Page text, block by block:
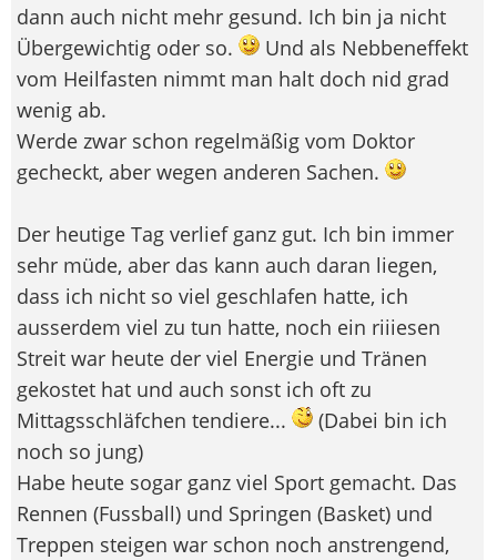
dann auch nicht mehr gesund. Ich bin ja nicht
Übergewichtig oder so.
Und als Nebbeneffekt
vom Heilfasten nimmt man halt doch nid grad
wenig ab.
Werde zwar schon regelmäßig vom Doktor
gecheckt, aber wegen anderen Sachen.
Der heutige Tag verlief ganz gut. Ich bin immer
sehr müde, aber das kann auch daran liegen,
dass ich nicht so viel geschlafen hatte, ich
ausserdem viel zu tun hatte, noch ein riiiesen
Streit war heute der viel Energie und Tränen
gekostet hat und auch sonst ich oft zu
Mittagsschläfchen tendiere...
(Dabei bin ich
noch so jung)
Habe heute sogar ganz viel Sport gemacht. Das
Rennen (Fussball) und Springen (Basket) und
Treppen steigen war schon noch anstrengend,